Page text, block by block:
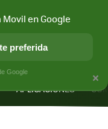
APLICACIONES
×
en Google
preferida
Google